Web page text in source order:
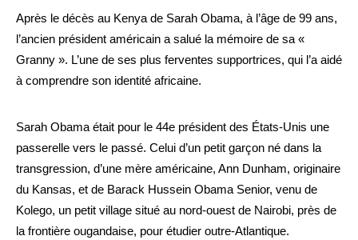
Après le décès au Kenya de Sarah Obama, à l’âge de 99 ans,
l’ancien président américain a salué la mémoire de sa «
Granny ». L’une de ses plus ferventes supportrices, qui l’a aidé
à comprendre son identité africaine.
Sarah Obama était pour le 44e président des États-Unis une
passerelle vers le passé. Celui d’un petit garçon né dans la
transgression, d’une mère américaine, Ann Dunham, originaire
du Kansas, et de Barack Hussein Obama Senior, venu de
Kolego, un petit village situé au nord-ouest de Nairobi, près de
la frontière ougandaise, pour étudier outre-Atlantique.